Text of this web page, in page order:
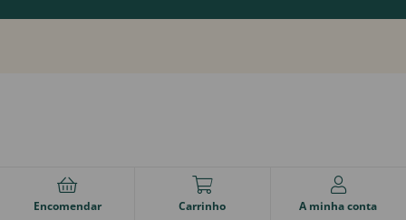
Encomendar Carrinho A minha conta